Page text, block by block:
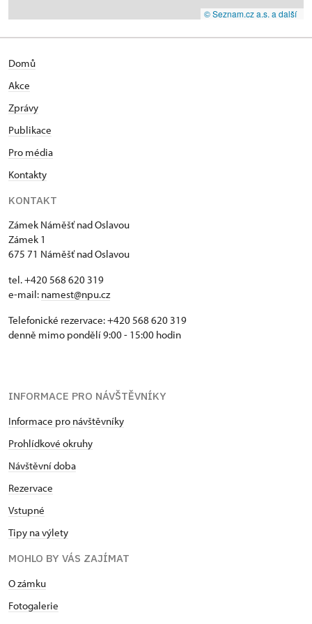
© Seznam.cz a.s. a další
Domů
Akce
Zprávy
Publikace
Pro média
Kontakty
KONTAKT
Zámek Náměšť nad Oslavou
Zámek 1
675 71 Náměšť nad Oslavou
tel. +420 568 620 319
e-mail: namest@npu.cz
Telefonické rezervace: +420 568 620 319
denně mimo pondělí 9:00 - 15:00 hodin
INFORMACE PRO NÁVŠTĚVNÍKY
Informace pro návštěvníky
Prohlídkové okruhy
Návštěvní doba
Rezervace
Vstupné
Tipy na výlety
MOHLO BY VÁS ZAJÍMAT
O zámku
Fotogalerie